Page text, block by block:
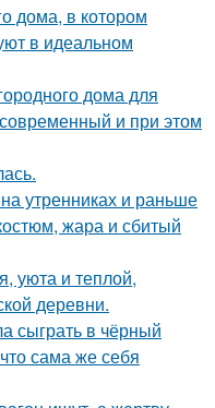
дома, в котором
в идеальном
дома для
и при этом
утренниках и раньше
жара и сбитый
уюта и теплой,
деревни.
сыграть в чёрный
сама же себя